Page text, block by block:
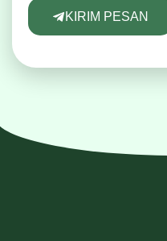
KIRIM PESAN